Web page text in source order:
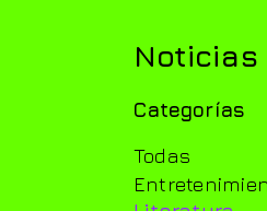
Categorías
Todas